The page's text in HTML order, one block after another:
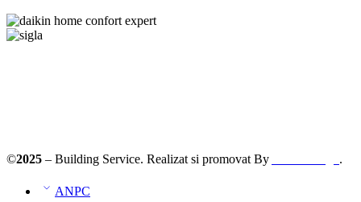
©2025 – Building Service. Realizat si promovat By .
ANPC